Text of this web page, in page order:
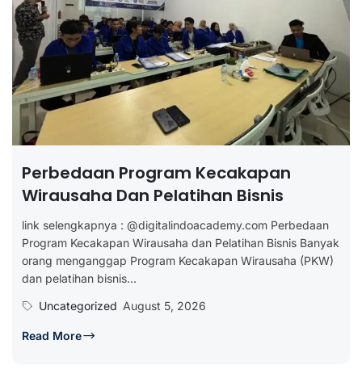
Perbedaan Program Kecakapan
Wirausaha Dan Pelatihan Bisnis
link selengkapnya : @digitalindoacademy.com Perbedaan
Program Kecakapan Wirausaha dan Pelatihan Bisnis Banyak
orang menganggap Program Kecakapan Wirausaha (PKW)
dan pelatihan bisnis...
Uncategorized August 5, 2026
Read More